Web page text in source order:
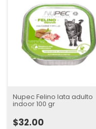
Nupec Felino lata adulto
indoor 100 gr
$32.00